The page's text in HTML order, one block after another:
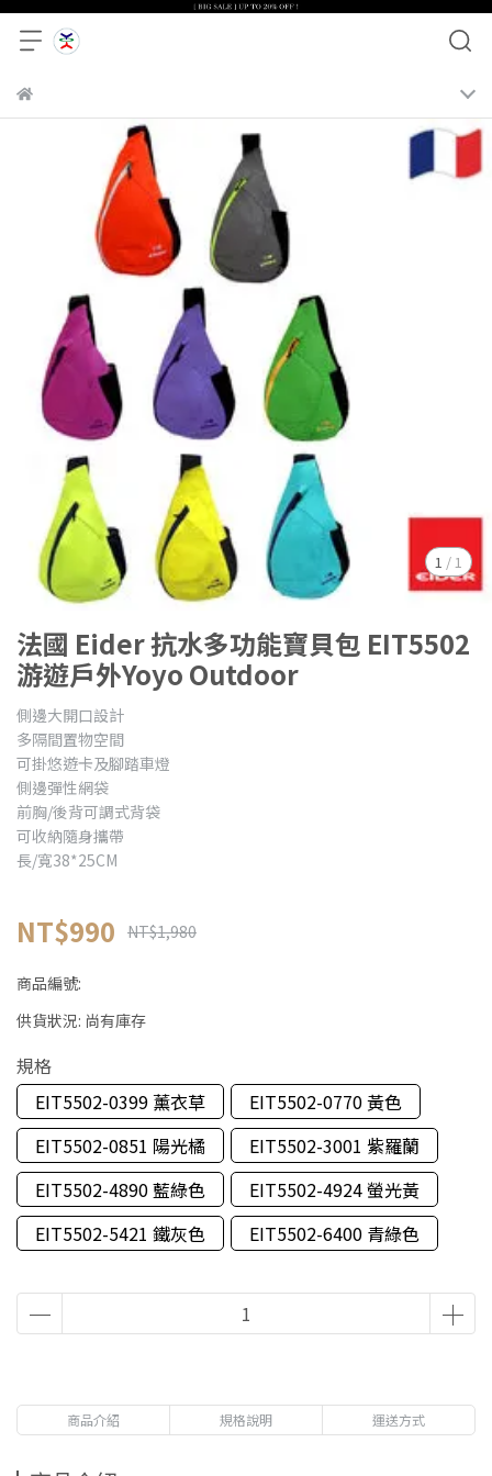
1 /1
法國 Eider 抗水多功能寶貝包 EIT5502
游遊戶外Yoyo Outdoor
側邊大開口設計
多隔間置物空間
可掛悠遊卡及腳踏車燈
側邊彈性網袋
前胸/後背可調式背袋
可收納隨身攜帶
長/寬38*25CM
NT$990 NT$1,980
商品編號:
供貨狀況: 尚有庫存
規格
EIT5502-0399 薰衣草
EIT5502-0770 黃色
EIT5502-0851 陽光橘
EIT5502-3001 紫羅蘭
EIT5502-4890 藍綠色
EIT5502-4924 螢光黃
EIT5502-5421 鐵灰色
EIT5502-6400 青綠色
商品介紹 規格說明 運送方式